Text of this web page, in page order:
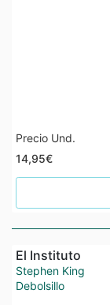
Precio Und.
14,95€
El Instituto
Stephen King
Debolsillo